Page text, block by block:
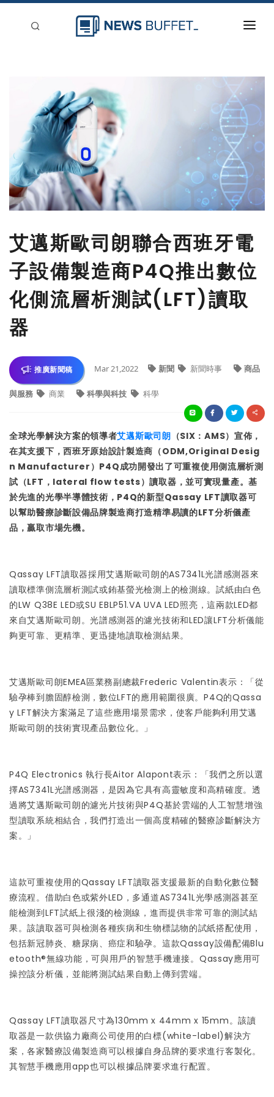
登入
刊登
艾邁斯歐司朗聯合西班牙電
子設備製造商P4Q推出數位
化側流層析測試(LFT)讀取
器
推廣新聞稿 Mar 21,2022 新聞 新聞時事 商品
與服務 商業 科學與科技 科學
全球光學解決方案的領導者艾邁斯歐司朗 （SIX：AMS）宣佈，
在其支援下，西班牙原始設計製造商（ODM,Original Desig
n Manufacturer）P4Q成功開發出了可重複使用側流層析測
試（LFT，lateral flow tests）讀取器，並可實現量產。基
於先進的光學半導體技術，P4Q的新型Qassay LFT讀取器可
以幫助醫療診斷設備品牌製造商打造精準易讀的LFT分析儀產
品，贏取市場先機。
Qassay LFT讀取器採用艾邁斯歐司朗的AS7341L光譜感測器來
讀取標準側流層析測試或銪基螢光檢測上的檢測線。試紙由白色
的LW Q38E LED或SU EBLP51.VA UVA LED照亮，這兩款LED都
來自艾邁斯歐司朗。光譜感測器的濾光技術和LED讓LFT分析儀能
夠更可靠、更精準、更迅捷地讀取檢測結果。
艾邁斯歐司朗EMEA區業務副總裁Frederic Valentin表示：「從
驗孕棒到膽固醇檢測，數位LFT的應用範圍很廣。P4Q的Qassa
y LFT解決方案滿足了這些應用場景需求，使客戶能夠利用艾邁
斯歐司朗的技術實現產品數位化。」
P4Q Electronics 執行長Aitor Alapont表示：「我們之所以選
擇AS7341L光譜感測器，是因為它具有高靈敏度和高精確度。透
過將艾邁斯歐司朗的濾光片技術與P4Q基於雲端的人工智慧增強
型讀取系統相結合，我們打造出一個高度精確的醫療診斷解決方
案。」
這款可重複使用的Qassay LFT讀取器支援最新的自動化數位醫
療流程。借助白色或紫外LED，多通道AS7341L光學感測器甚至
能檢測到LFT試紙上很淺的檢測線，進而提供非常可靠的測試結
果。該讀取器可與檢測各種疾病和生物標誌物的試紙搭配使用，
包括新冠肺炎、糖尿病、癌症和驗孕。這款Qassay設備配備Blu
etooth®無線功能，可與用戶的智慧手機連接。Qassay應用可
操控該分析儀，並能將測試結果自動上傳到雲端。
Qassay LFT讀取器尺寸為130mm x 44mm x 15mm。該讀
取器是一款供協力廠商公司使用的白標(white-label)解決方
案，各家醫療設備製造商可以根據自身品牌的要求進行客製化。
其智慧手機應用app也可以根據品牌要求進行配置。